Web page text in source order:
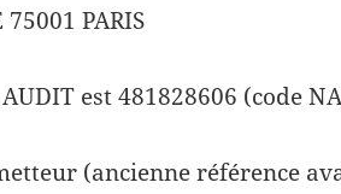
75001 PARIS
est 481828606 (code
(ancienne référence